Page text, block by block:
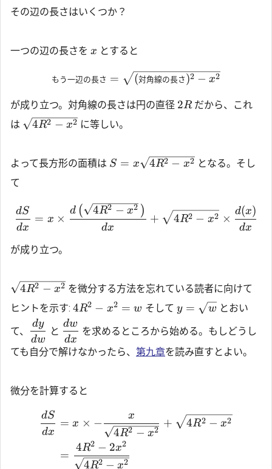
その辺の長さはいくつか？
一つの辺の長さを x とすると
もう一辺の長さ = (対角線の長さ)2 − x2
が成り立つ。対角線の長さは円の直径 2Rだから、これ
は
4R2 − x2 に等しい。
よって長方形の面積は S = x 4R2 − x2 となる。そし
て
dx
dS
= x ×
dx
d ( 4R2 − x2 )
+ 4R2 − x2 ×
dx
d(x)
が成り立つ。
4R2 − x2 を微分する方法を忘れている読者に向けて
ヒントを示す: 4R2 − x2 = w そして y = w とおい
て、
dw
dy
と
dx
dw
を求めるところから始める。もしどうし
ても自分で解けなかったら、 第九章を読み直すとよい。
微分を計算すると
dx
dS
= x × −
4R2 − x2
x
+ 4R2 − x2
=
4R2 − x2
4R2 − 2x2